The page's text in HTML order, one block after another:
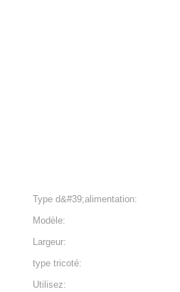
Type d&#39;alimentation:
Modèle:
Largeur:
type tricoté:
Utilisez: